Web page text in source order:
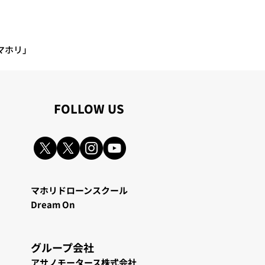
リ」
​FOLLOW US
マホリドローンスクール
Dream On
グループ会社